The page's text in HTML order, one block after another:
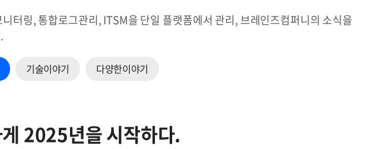
터링, 통합로그관리, ITSM을 단일 플랫폼에서 관리, 브레인즈컴퍼니의 소식을
기술이야기 다양한이야기
2025년을 시작하다.